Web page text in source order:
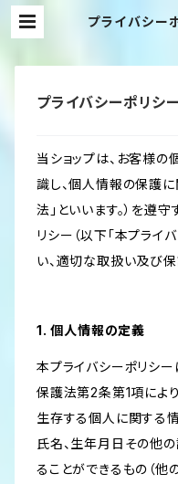
プライバシ
プライバシーポリシー
当ショップは、お客様
識し、個人情報の保護
法」といいます。）を遵
リシー（以下「本プライ
い、適切な取扱い及び保
1. 個人情報の定義
本プライバシーポリシー
保護法第2条第1項によ
生存する個人に関する
氏名、生年月日その他
ることができるもの（